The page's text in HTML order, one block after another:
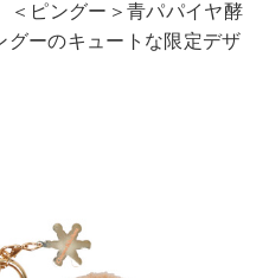
ピングー＞青パパイヤ酵
ーのキュートな限定デザ